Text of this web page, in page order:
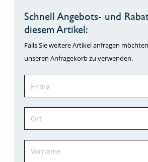
Schnell Angebots- und
diesem Artikel:
Falls Sie weitere Artikel anfragen
unseren Anfragekorb zu verwenden.